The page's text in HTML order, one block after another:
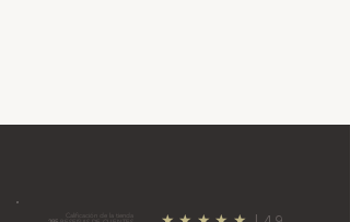
Calificación de la tienda